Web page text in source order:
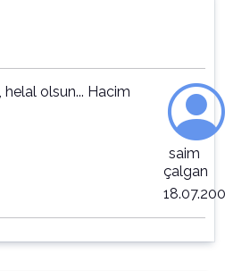
olsun... Hacim
saim
çalgan